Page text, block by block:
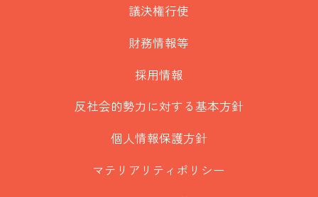
議決権行使
財務情報等
採用情報
反社会的勢力に対する基本方針
個人情報保護方針
マテリアリティポリシー